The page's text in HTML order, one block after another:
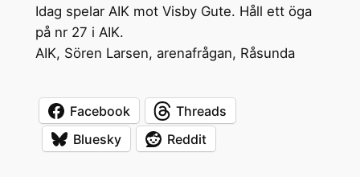
Idag spelar AIK mot Visby Gute. Håll ett öga
på nr 27 i AIK.
AIK, Sören Larsen, arenafrågan, Råsunda
Facebook
Threads
Bluesky
Reddit